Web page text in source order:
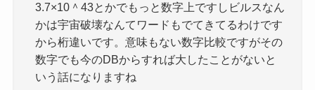
3.7×10＾43とかでもっと数字上ですしビルスなん
かは宇宙破壊なんてワードもでてきてるわけです
から桁違いです。意味もない数字比較ですがその
数字でも今のDBからすれば大したことがないと
いう話になりますね